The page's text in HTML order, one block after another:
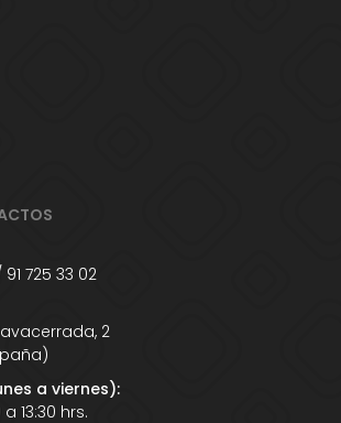
91 725 33 02
2
a viernes):
13:30 hrs.